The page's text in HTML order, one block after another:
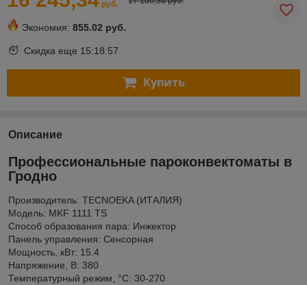
руб.
Экономия: 855.02 руб.
Скидка еще 15:18:56
Купить
Описание
Профессиональные пароконвектоматы в
Гродно
Производитель: TECNOEKA (ИТАЛИЯ)
Модель: MKF 1111 TS
Способ образования пара: Инжектор
Панель управления: Сенсорная
Мощность, кВт: 15.4
Напряжение, В: 380
Температурный режим, °C: 30-270